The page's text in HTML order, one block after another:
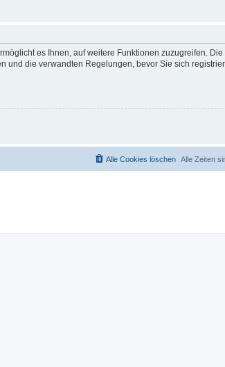
es Ihnen, auf weitere Funktionen zuzugreifen. Die
und die verwandten Regelungen, bevor Sie sich
Alle Zeiten
Alle Cookies löschen